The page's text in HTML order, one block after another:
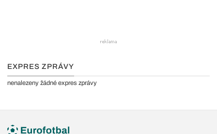
EXPRES ZPRÁVY
nenalezeny žádné expres zprávy